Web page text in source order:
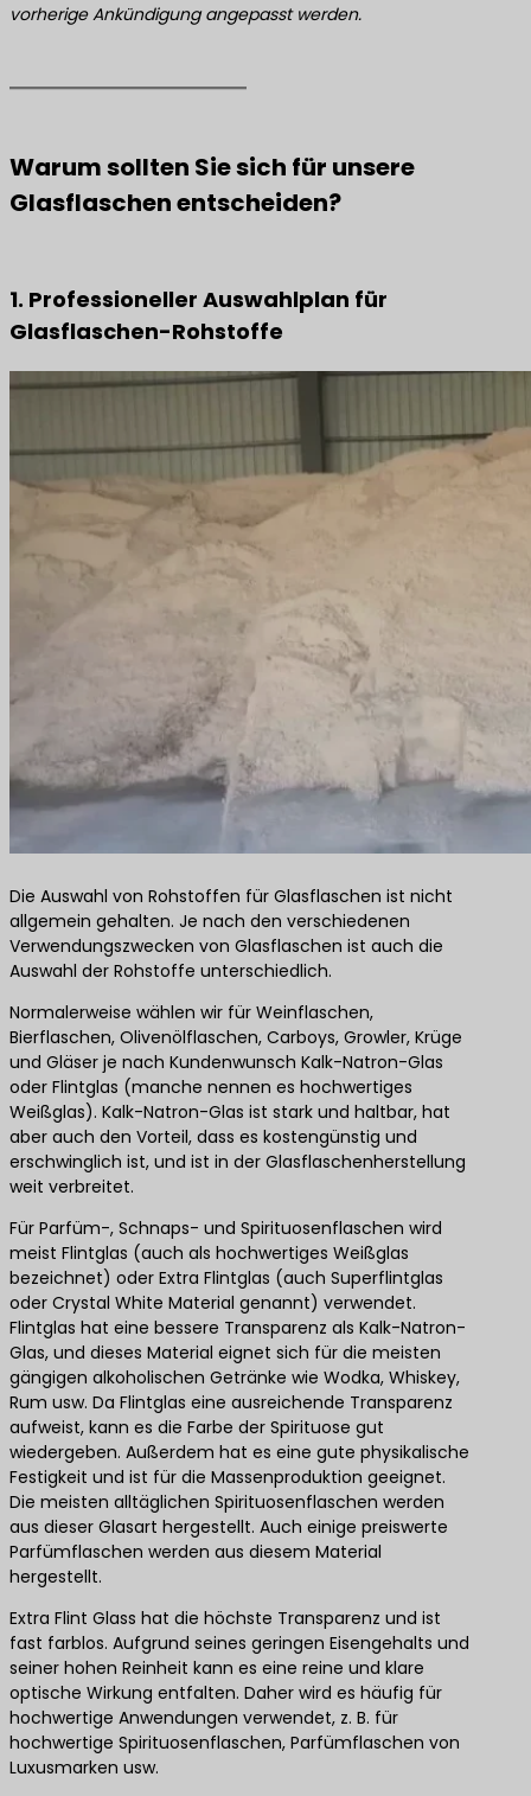
vorherige Ankündigung angepasst werden.
Warum sollten Sie sich für unsere
Glasflaschen entscheiden?
1. Professioneller Auswahlplan für
Glasflaschen-Rohstoffe
Die Auswahl von Rohstoffen für Glasflaschen ist nicht
allgemein gehalten. Je nach den verschiedenen
Verwendungszwecken von Glasflaschen ist auch die
Auswahl der Rohstoffe unterschiedlich.
Normalerweise wählen wir für Weinflaschen,
Bierflaschen, Olivenölflaschen, Carboys, Growler, Krüge
und Gläser je nach Kundenwunsch Kalk-Natron-Glas
oder Flintglas (manche nennen es hochwertiges
Weißglas). Kalk-Natron-Glas ist stark und haltbar, hat
aber auch den Vorteil, dass es kostengünstig und
erschwinglich ist, und ist in der Glasflaschenherstellung
weit verbreitet.
Für Parfüm-, Schnaps- und Spirituosenflaschen wird
meist Flintglas (auch als hochwertiges Weißglas
bezeichnet) oder Extra Flintglas (auch Superflintglas
oder Crystal White Material genannt) verwendet.
Flintglas hat eine bessere Transparenz als Kalk-Natron-
Glas, und dieses Material eignet sich für die meisten
gängigen alkoholischen Getränke wie Wodka, Whiskey,
Rum usw. Da Flintglas eine ausreichende Transparenz
aufweist, kann es die Farbe der Spirituose gut
wiedergeben. Außerdem hat es eine gute physikalische
Festigkeit und ist für die Massenproduktion geeignet.
Die meisten alltäglichen Spirituosenflaschen werden
aus dieser Glasart hergestellt. Auch einige preiswerte
Parfümflaschen werden aus diesem Material
hergestellt.
Extra Flint Glass hat die höchste Transparenz und ist
fast farblos. Aufgrund seines geringen Eisengehalts und
seiner hohen Reinheit kann es eine reine und klare
optische Wirkung entfalten. Daher wird es häufig für
hochwertige Anwendungen verwendet, z. B. für
hochwertige Spirituosenflaschen, Parfümflaschen von
Luxusmarken usw.